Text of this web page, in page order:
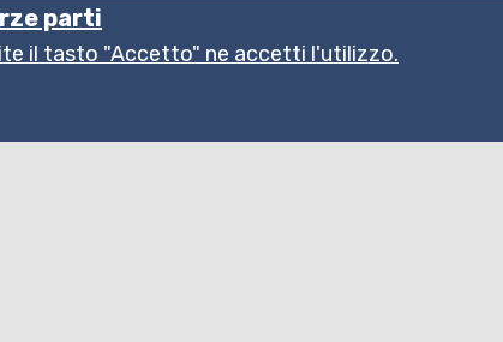
parti
il tasto "Accetto" ne accetti l'utilizzo.